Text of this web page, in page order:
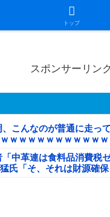
トップ
ニュース録
スポンサーリンク
、こんなのが普通に走っ
ｗｗｗｗｗｗｗｗｗｗ
「中革連は食料品消費税
氏「そ、それは財源確保